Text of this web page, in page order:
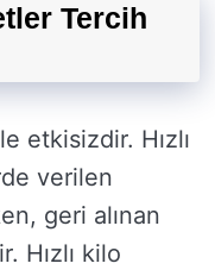
Tercih
etkisizdir. Hızlı
verilen
geri alınan
Hızlı kilo